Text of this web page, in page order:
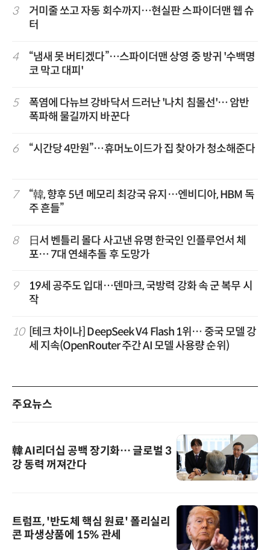
3
거미줄 쏘고 자동 회수까지…현실판 스파이더맨 웹 슈
터
4
“냄새 못 버티겠다”…스파이더맨 상영 중 방귀 '수백명
코 막고 대피'
5
폭염에 다뉴브 강바닥서 드러난 '나치 침몰선'… 암반
폭파해 물길까지 바꾼다
6 “시간당 4만원”…휴머노이드가 집 찾아가 청소해준다
7
“韓, 향후 5년 메모리 최강국 유지…엔비디아, HBM 독
주 흔들”
8
日서 벤틀리 몰다 사고낸 유명 한국인 인플루언서 체
포… 7대 연쇄추돌 후 도망가
9
19세 공주도 입대…덴마크, 국방력 강화 속 군 복무 시
작
10
[테크 차이나] DeepSeek V4 Flash 1위… 중국 모델 강
세 지속(OpenRouter 주간 AI 모델 사용량 순위)
주요뉴스
韓 AI리더십 공백 장기화… 글로벌 3
강 동력 꺼져간다
트럼프, '반도체 핵심 원료' 폴리실리
콘 파생상품에 15% 관세